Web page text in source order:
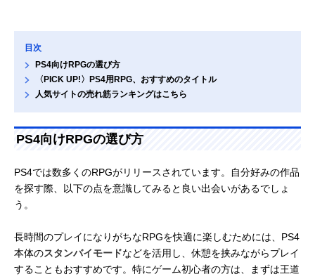
目次
PS4向けRPGの選び方
〈PICK UP!〉PS4用RPG、おすすめのタイトル
人気サイトの売れ筋ランキングはこちら
PS4向けRPGの選び方
PS4では数多くのRPGがリリースされています。自分好みの作品
を探す際、以下の点を意識してみると良い出会いがあるでしょ
う。
長時間のプレイになりがちなRPGを快適に楽しむためには、PS4
本体のスタンバイモードなどを活用し、休憩を挟みながらプレイ
することもおすすめです。特にゲーム初心者の方は、まずは王道